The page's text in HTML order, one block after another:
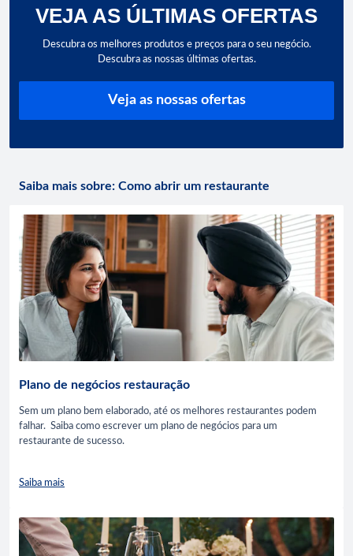
VEJA AS ÚLTIMAS OFERTAS
Descubra os melhores produtos e preços para o seu negócio.
Descubra as nossas últimas ofertas.
Veja as nossas ofertas
Saiba mais sobre: Como abrir um restaurante
Plano de negócios restauração
Sem um plano bem elaborado, até os melhores restaurantes podem
falhar. Saiba como escrever um plano de negócios para um
restaurante de sucesso.
Saiba mais